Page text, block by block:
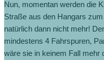
Nun, momentan werden die
Straße aus den Hangars
natürlich dann nicht mehr!
mindestens 4 Fahrspuren,
wäre sie in keinem Fall mehr